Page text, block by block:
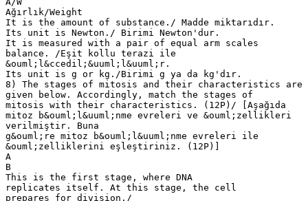
Ağırlık/Weight
It is the amount of substance./ Madde miktarıdır.
Its unit is Newton./ Birimi Newton'dur.
It is measured with a pair of equal arm scales
balance. /Eşit kollu terazi ile
&ouml;l&ccedil;&uuml;l&uuml;r.
Its unit is g or kg./Birimi g ya da kg'dır.
8) The stages of mitosis and their characteristics are
given below. Accordingly, match the stages of
mitosis with their characteristics. (12P)/ [Aşağıda
mitoz b&ouml;l&uuml;nme evreleri ve &ouml;zellikleri
verilmiştir. Buna
g&ouml;re mitoz b&ouml;l&uuml;nme evreleri ile
&ouml;zelliklerini eşleştiriniz. (12P)]
A
B
This is the first stage, where DNA
replicates itself. At this stage, the cell
prepares for division./